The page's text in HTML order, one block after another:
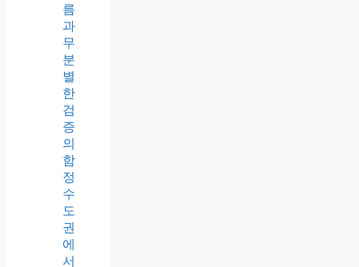
름
과
무
분
별
한
검
증
의
함
정
수
도
권
에
서